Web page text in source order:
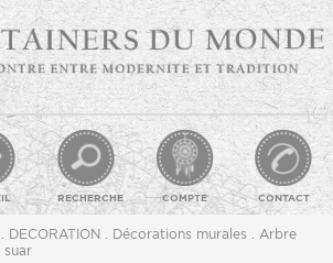
RECHERCHE COMPTE CONTACT
. DECORATION . Décorations murales . Arbre
suar